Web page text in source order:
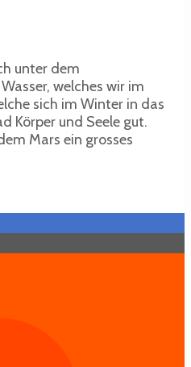
unter dem
welches wir im
sich im Winter in das
Körper und Seele gut.
Mars ein grosses